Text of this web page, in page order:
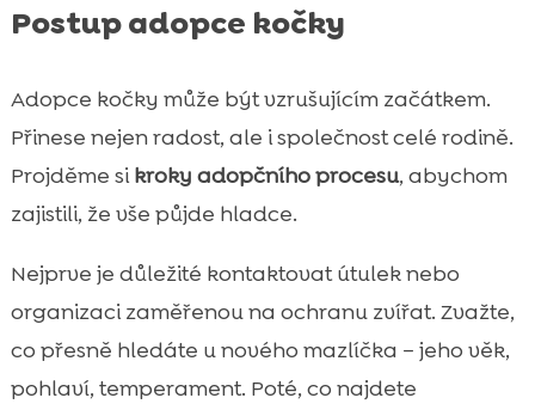
Postup adopce kočky
Adopce kočky může být vzrušujícím začátkem.
Přinese nejen radost, ale i společnost celé rodině.
Projděme sikroky adopčního procesu, abychom
zajistili, že vše půjde hladce.
Nejprve je důležité kontaktovat útulek nebo
organizaci zaměřenou na ochranu zvířat. Zvažte,
co přesně hledáte u nového mazlíčka – jeho věk,
pohlaví, temperament. Poté, co najdete